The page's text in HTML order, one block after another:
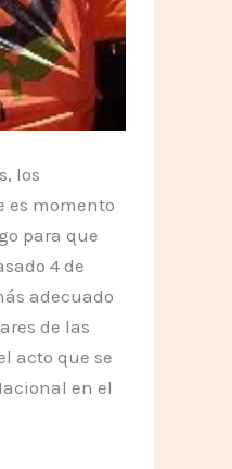
los
es momento
para que
4 de
adecuado
de las
acto que se
en el